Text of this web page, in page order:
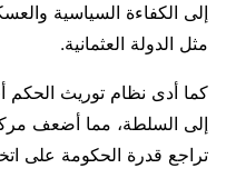
إلى الكفاءة السياسية
مثل الدولة العثمانية.
كما أدى نظام توريث الحكم
إلى السلطة، مما أضعف
تراجع قدرة الحكومة على